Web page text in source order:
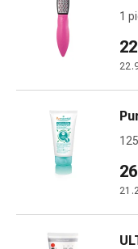
plaies
Sprays
plaies
Bandes
plaies
1